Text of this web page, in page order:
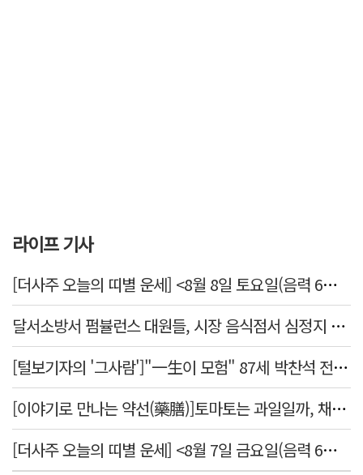
라이프 기사
[더사주 오늘의 띠별 운세] <8월 8일 토요일(음력 6월26일)>
달서소방서 펌뷸런스 대원들, 시장 음식점서 심정지 환자 생명 살려
[털보기자의 '그사람']"一生이 모험" 87세 박찬석 전 경북대 총장
[이야기로 만나는 약선(藥膳)]토마토는 과일일까, 채소일까
[더사주 오늘의 띠별 운세] <8월 7일 금요일(음력 6월25일)>